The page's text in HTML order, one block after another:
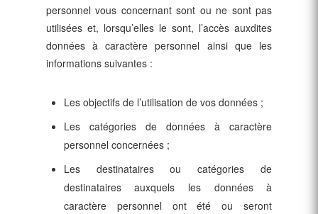
personnel vous concernant sont ou ne sont pas
utilisées et, lorsqu’elles le sont, l’accès auxdites
données à caractère personnel ainsi que les
informations suivantes :
Les objectifs de l’utilisation de vos données ;
Les catégories de données à caractère
personnel concernées ;
Les destinataires ou catégories de
destinataires auxquels les données à
caractère personnel ont été ou seront